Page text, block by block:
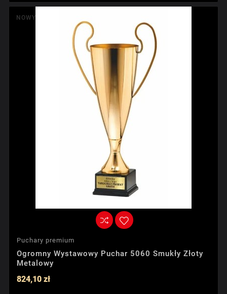
NOWY
Puchary premium
Ogromny Wystawowy Puchar 5060 Smukły Złoty
Metalowy
824,10 zł